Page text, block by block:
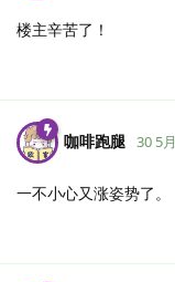
楼主辛苦了！
咖啡跑腿 30 5月
一不小心又涨姿势了。